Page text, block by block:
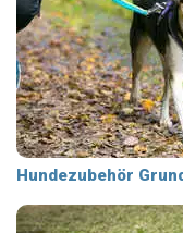
Hundezubehör